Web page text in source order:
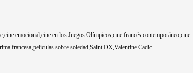
cine emocional cine en los Juegos Olímpicos cine francés contemporáneo cine
francesa películas sobre soledad Saint DX Valentine Cadic